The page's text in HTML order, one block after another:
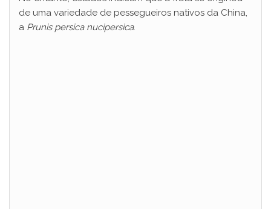
de uma variedade de pessegueiros nativos da China,
a Prunis persica nucipersica.